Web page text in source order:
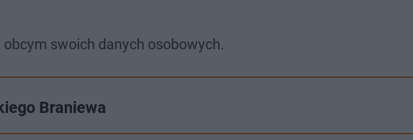
swoich danych osobowych.
Braniewa